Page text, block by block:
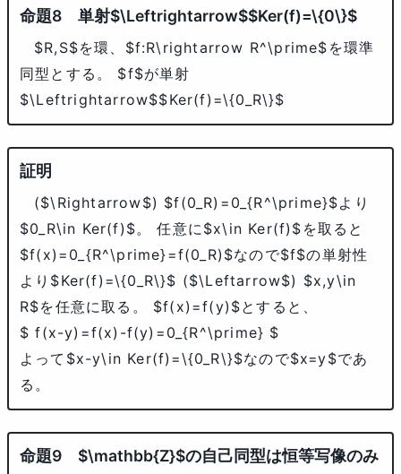
単射$\Leftrightarrow$$Ker(f)=\{0\}$
$R,S$を環、 $f:R\rightarrow R^\prime$ を環準
同型とする。 $f$が単射
$\Leftrightarrow$$Ker(f)=\{0_R\}$
($\Rightarrow$) $f(0_R)=0_{R^\prime}$より
$0_R\in Ker(f)$。 任意に$x\in Ker(f)$ を取ると
$f(x)=0_{R^\prime}=f(0_R)$なので$f$の単射性
より $Ker(f)=\{0_R\}$ ($\Leftarrow$) $x,y\in
R$を任意に取る。 $f(x)=f(y)$とすると、
$ f(x-y)=f(x)-f(y)=0_{R^\prime} $
よって $x-y\in Ker(f)=\{0_R\}$なので$x=y$であ
る。
$\mathbb{Z}$の自己同型は恒等写像のみ